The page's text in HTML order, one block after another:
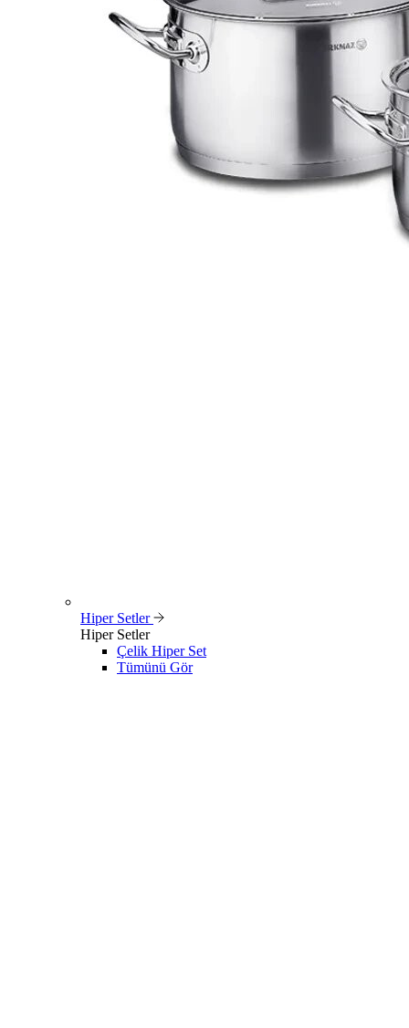
Hiper Setler
Hiper Setler
Çelik Hiper Set
Tümünü Gör